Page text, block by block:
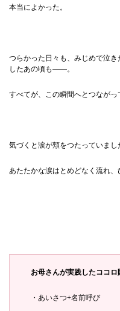
本当によかった。
つらかった日々も、みじめで泣
したあの頃も——。
すべてが、この瞬間へとつながっ
気づくと涙が頬をつたっていまし
あたたかな涙はとめどなく流れ、
お母さんが実践したココロ
・あいさつ+名前呼び